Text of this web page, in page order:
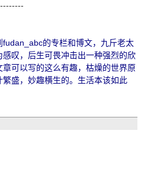
fudan_abc的专栏和博文，九斤老太
感叹，后生可畏冲击出一种强烈的欣
章可以写的这么有趣，枯燥的世界原
繁盛，妙趣横生的。生活本该如此